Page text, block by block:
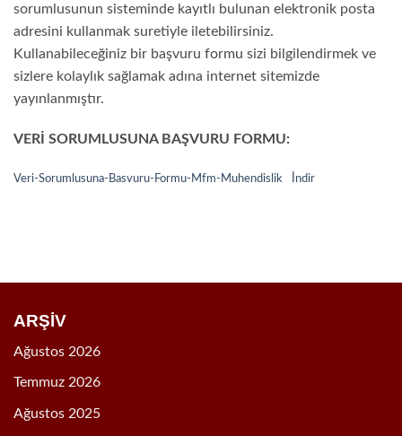
sorumlusunun sisteminde kayıtlı bulunan elektronik posta
adresini kullanmak suretiyle iletebilirsiniz.
Kullanabileceğiniz bir başvuru formu sizi bilgilendirmek ve
sizlere kolaylık sağlamak adına internet sitemizde
yayınlanmıştır.
VERİ SORUMLUSUNA BAŞVURU FORMU:
Veri-Sorumlusuna-Basvuru-Formu-Mfm-Muhendislik İndir
ARŞİV
Ağustos 2026
Temmuz 2026
Ağustos 2025